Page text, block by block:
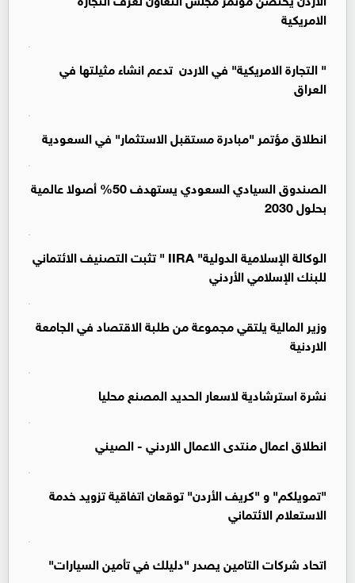
الامريكية
" التجارة الامريكية" في الاردن تدعم انشاء مثيلتها في
العراق
انطلاق مؤتمر "مبادرة مستقبل الاستثمار" في السعودية
الصندوق السيادي السعودي يستهدف 50% أصولا عالمية
بحلول 2030
الوكالة الإسلامية الدولية" IIRA " تثبت التصنيف الائتماني
للبنك الإسلامي الأردني
وزير المالية يلتقي مجموعة من طلبة الاقتصاد في الجامعة
الاردنية
نشرة استرشادية لاسعار الحديد المصنع محليا
انطلاق اعمال منتدى الاعمال الاردني - الصيني
"تمويلكم" و "كريف الأردن" توقعان اتفاقية تزويد خدمة
الاستعلام الائتماني
اتحاد شركات التامين يصدر "دليلك في تأمين السيارات"